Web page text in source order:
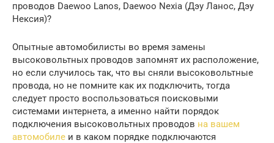
проводов Daewoo Lanos, Daewoo Nexia (Дэу Ланос, Дэу
Нексия)?
Опытные автомобилисты во время замены
высоковольтных проводов запомнят их расположение,
но если случилось так, что вы сняли высоковольтные
провода, но не помните как их подключить, тогда
следует просто воспользоваться поисковыми
системами интернета, а именно найти порядок
подключения высоковольтных проводов на вашем
автомобиле и в каком порядке подключаются